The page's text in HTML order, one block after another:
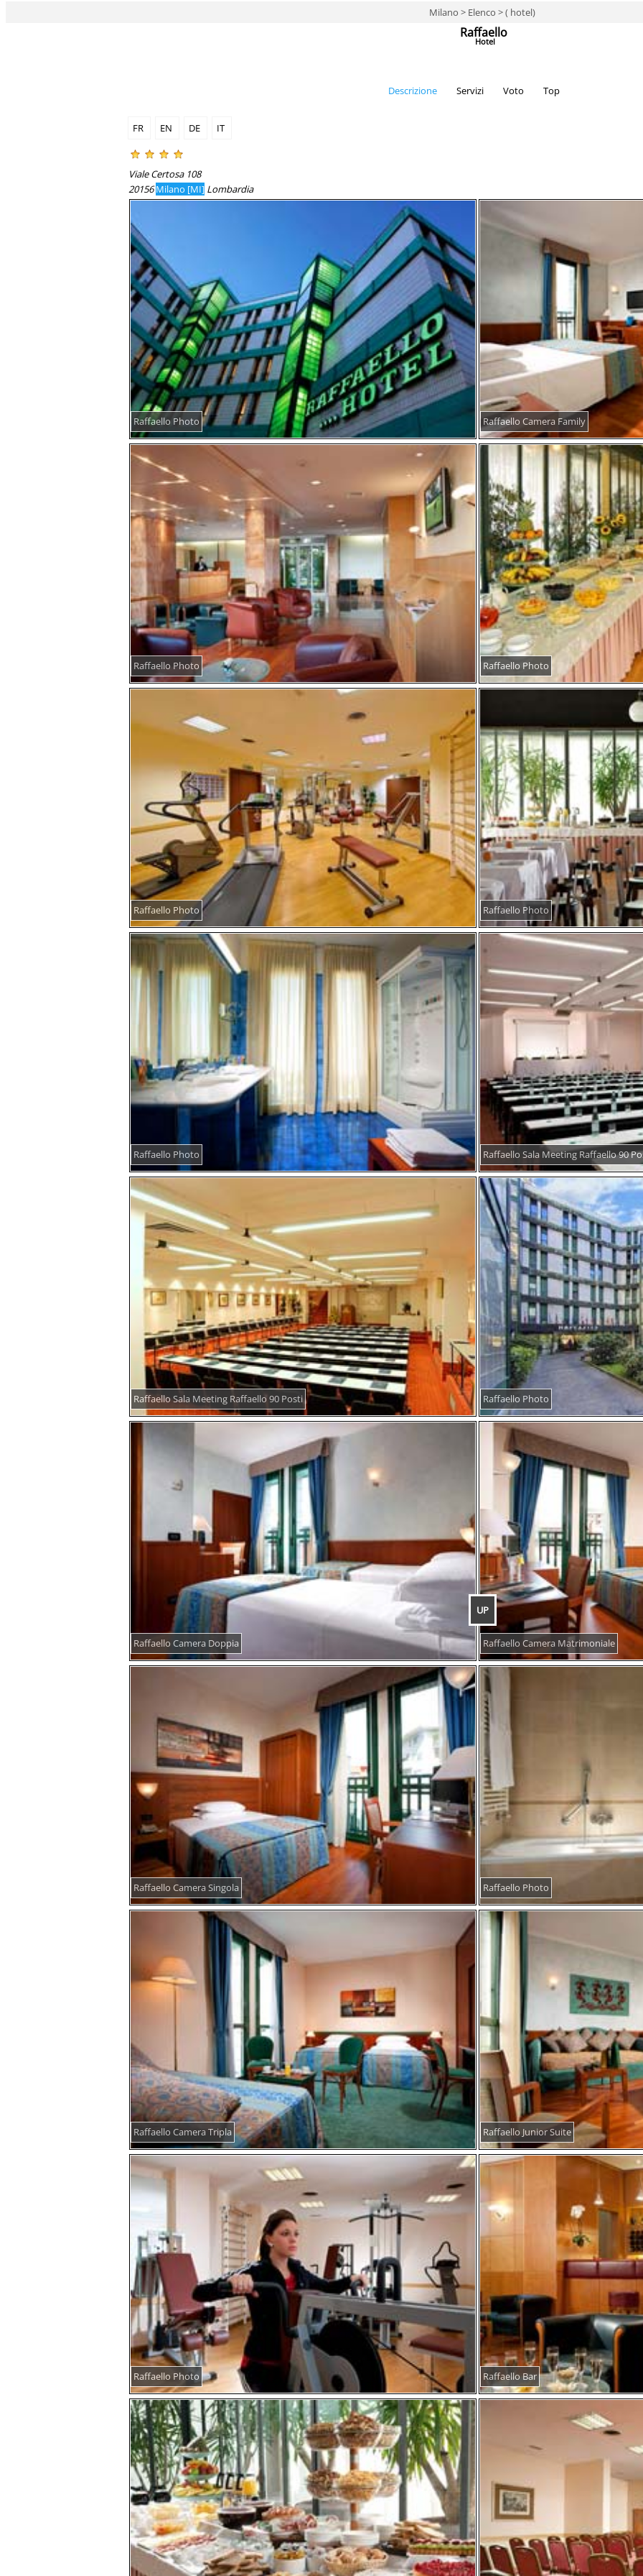
UP
Milano > Elenco > ( hotel)
Raffaello
Hotel
Descrizione Servizi Voto Top
FR EN DE IT
Viale Certosa 108
20156Milano [MI] Lombardia
Raffaello Photo Raffaello Camera Family
Raffaello Photo Raffaello Photo
Raffaello Photo Raffaello Photo
Raffaello Photo Raffaello Sala Meeting Raffaello 90
Raffaello Sala Meeting Raffaello 90 Posti Raffaello Photo
Raffaello Camera Doppia Raffaello Camera Matrimoniale
Raffaello Camera Singola Raffaello Photo
Raffaello Camera Tripla Raffaello Junior Suite
Raffaello Photo Raffaello Bar